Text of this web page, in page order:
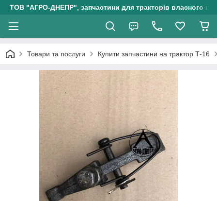
ТОВ "АГРО-ДНЕПР", запчастини для тракторів власного
Товари та послуги Купити запчастини на трактор Т-16